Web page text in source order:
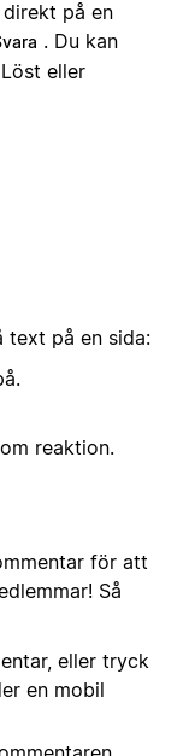
på en
. Du kan
eller
text på en sida:
reaktion.
för att
Så
eller tryck
en mobil